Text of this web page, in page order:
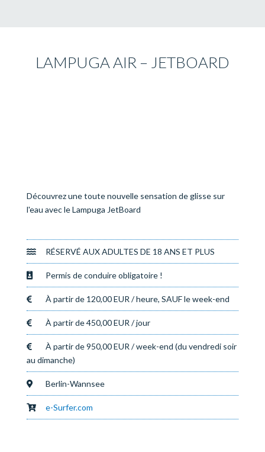
LAMPUGA AIR – JETBOARD
Découvrez une toute nouvelle sensation de glisse sur
l'eau avec le Lampuga JetBoard
RÉSERVÉ AUX ADULTES DE 18 ANS ET PLUS
Permis de conduire obligatoire !
À partir de 120,00 EUR / heure, SAUF le week-end
À partir de 450,00 EUR / jour
À partir de 950,00 EUR / week-end (du vendredi soir
au dimanche)
Berlin-Wannsee
e-Surfer.com